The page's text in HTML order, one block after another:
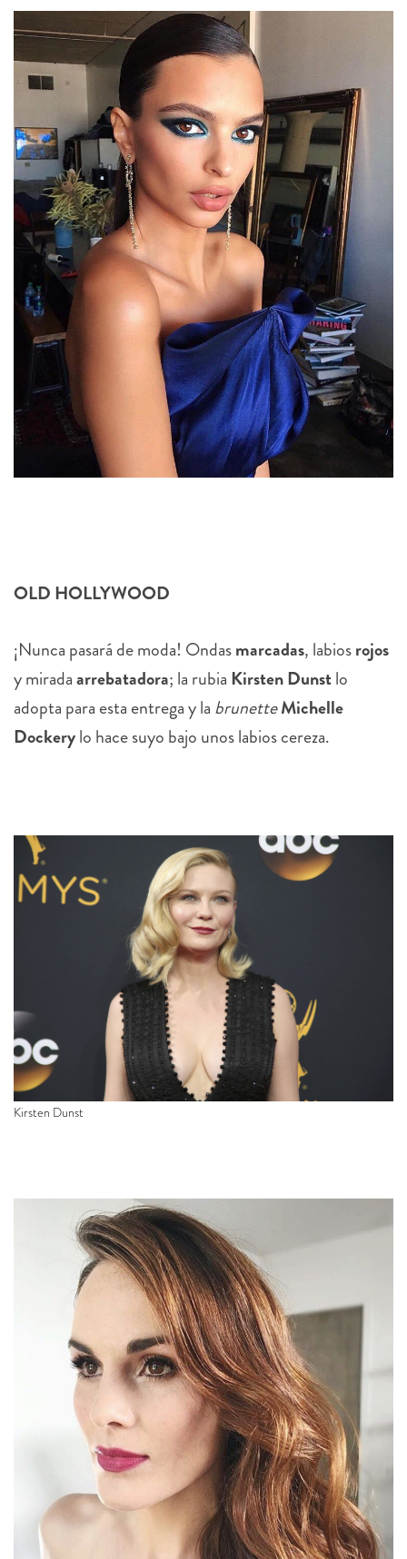
OLD HOLLYWOOD
¡Nunca pasará de moda! Ondasmarcadas, labiosrojos
y miradaarrebatadora; la rubia Kirsten Dunstlo
adopta para esta entrega y la brunetteMichelle
Dockerylo hace suyo bajo unos labios cereza.
Kirsten Dunst